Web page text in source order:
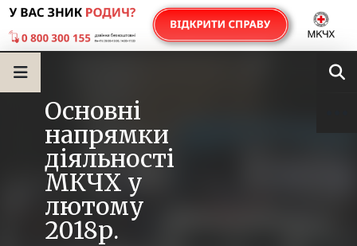
Основні
напрямки
діяльності
МКЧХ у
лютому
2018р.